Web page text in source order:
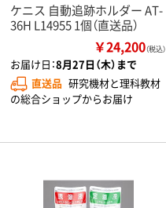
ケニス 自動追跡ホルダー AT-
36H L14955 1個（直送品）
￥24,200（税込）
お届け日：8月27日（木）まで
直送品 研究機材と理科教材
の総合ショップからお届け